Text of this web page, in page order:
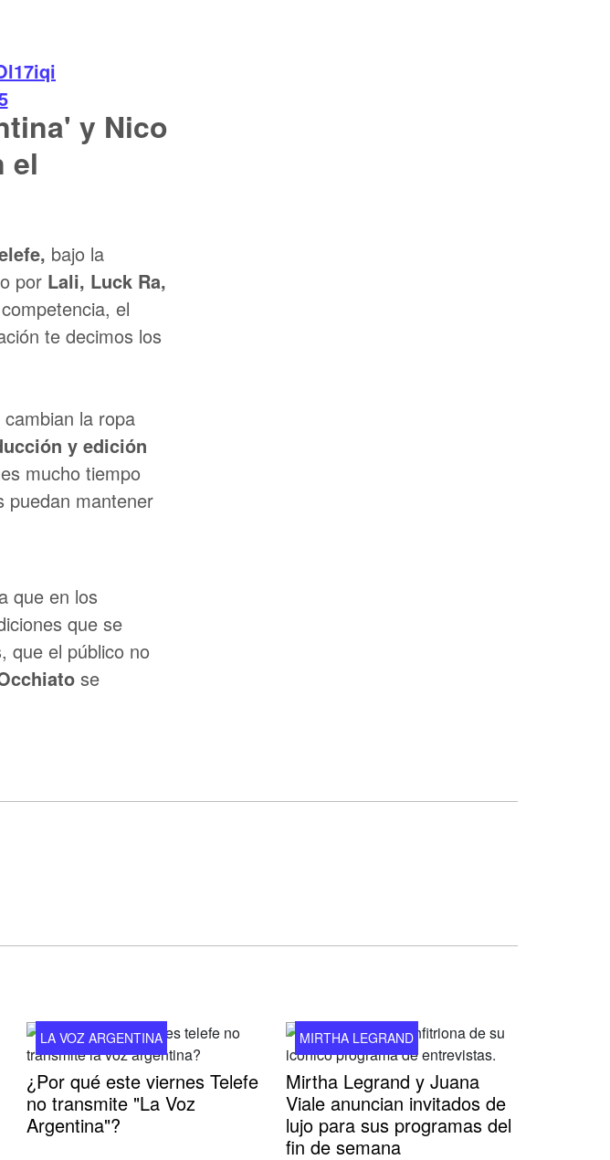
y Nico
el
bajo la
por Lali, Luck Ra,
el
te decimos los
la ropa
y edición
mucho tiempo
puedan mantener
que en los
que se
que el público no
se
LA VOZ ARGENTINA
¿Por qué este viernes Telefe
no transmite "La Voz
Argentina"?
MIRTHA LEGRAND
Mirtha Legrand y Juana
Viale anuncian invitados de
lujo para sus programas del
fin de semana